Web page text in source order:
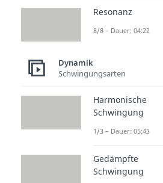
der
der Erde
)
Wir
Wenn wir
dass die
Energie in
Resonanz
8/8 – Dauer: 04:22
Dynamik
Schwingungsarten
Harmonische
Schwingung
1/3 – Dauer: 05:43
Gedämpfte
Schwingung